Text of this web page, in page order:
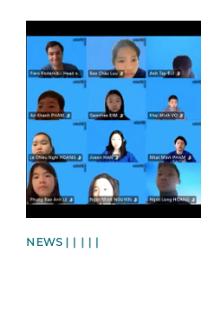
NEWS | | | | |